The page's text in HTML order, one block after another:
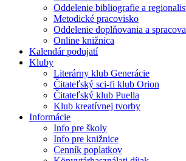
Oddelenie bibliografie a
Metodické pracovisko
Oddelenie doplňovania a
Online knižnica
Kalendár podujatí
Kluby
Literárny klub Generácie
Čitateľský sci-fi klub Orion
Čitateľský klub Puella
Klub kreatívnej tvorby
Informácie
Info pre školy
Info pre knižnice
Cenník poplatkov